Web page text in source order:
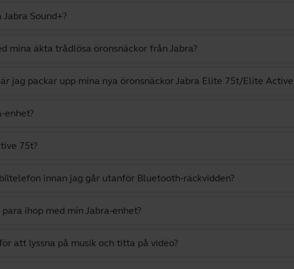
Sound+?
mina äkta trådlösa öronsnäckor från Jabra?
jag packar upp mina nya öronsnäckor Jabra Elite 75t/Elite
enhet?
75t?
innan jag går utanför Bluetooth-räckvidden?
ihop med min Jabra-enhet?
att lyssna på musik och titta på video?